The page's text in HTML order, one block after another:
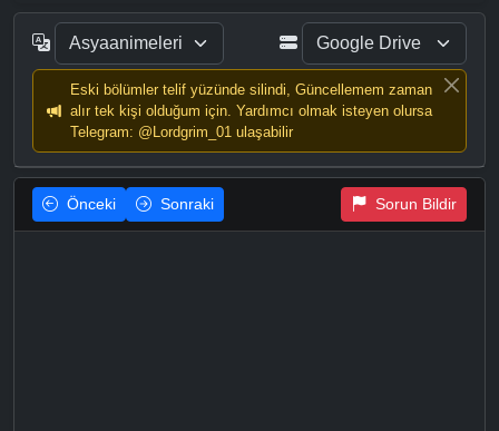
Eski bölümler telif yüzünde silindi, Güncellemem zaman
alır tek kişi olduğum için. Yardımcı olmak isteyen olursa
Telegram: @Lordgrim_01 ulaşabilir
Önceki Sonraki Sorun Bildir